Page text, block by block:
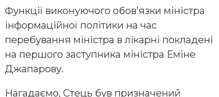
Функції виконуючого обов’язки міністра
інформаційної політики на час
перебування міністра в лікарні покладені
на першого заступника міністра Еміне
Джапарову.
Нагадаємо, Стець був призначений